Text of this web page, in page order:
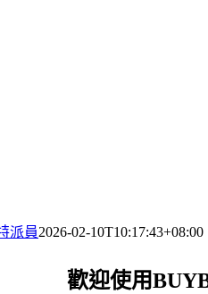
派員2026-02-10T10:17:43+08:00
歡迎使用